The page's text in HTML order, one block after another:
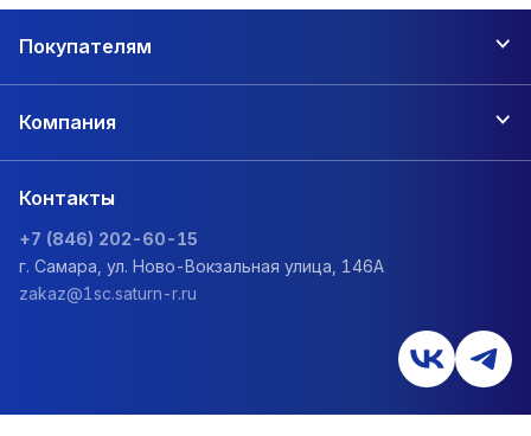
Покупателям
Компания
Контакты
+7 (846) 202-60-15
г. Самара, ул. Ново-Вокзальная улица, 146А
zakaz@1sc.saturn-r.ru